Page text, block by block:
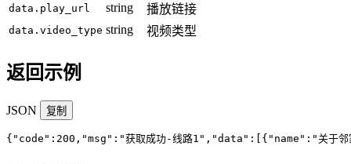
data.play_url string 播放链接
data.video_type string 视频类型
返回示例
JSON 复制
{"code":200,"msg":"获取成功-线路1","data":[{"name":"关于